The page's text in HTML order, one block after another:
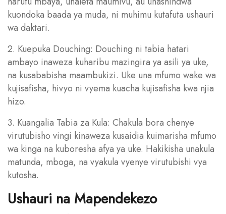
kuondoka baada ya muda, ni muhimu kutafuta ushauri
wa daktari.
2. Kuepuka Douching: Douching ni tabia hatari
ambayo inaweza kuharibu mazingira ya asili ya uke,
na kusababisha maambukizi. Uke una mfumo wake wa
kujisafisha, hivyo ni vyema kuacha kujisafisha kwa njia
hizo.
3. Kuangalia Tabia za Kula: Chakula bora chenye
virutubisho vingi kinaweza kusaidia kuimarisha mfumo
wa kinga na kuboresha afya ya uke. Hakikisha unakula
matunda, mboga, na vyakula vyenye virutubishi vya
kutosha.
Ushauri na Mapendekezo